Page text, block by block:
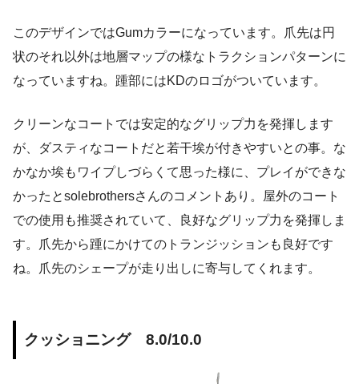
このデザインではGumカラーになっています。爪先は円
状のそれ以外は地層マップの様なトラクションパターンに
なっていますね。踵部にはKDのロゴがついています。
クリーンなコートでは安定的なグリップ力を発揮します
が、ダスティなコートだと若干埃が付きやすいとの事。な
かなか埃もワイプしづらくて思った様に、プレイができな
かったとsolebrothersさんのコメントあり。屋外のコート
での使用も推奨されていて、良好なグリップ力を発揮しま
す。爪先から踵にかけてのトランジッションも良好です
ね。爪先のシェープが走り出しに寄与してくれます。
クッショニング 8.0/10.0